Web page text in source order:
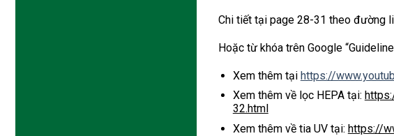
Chi tiết tại page 28-31 theo đường
Hoặc từ khóa trên Google
Xem thêm tại https://
Xem thêm về lọc HEPA tại:
32.html
Xem thêm về tia UV tại: https://